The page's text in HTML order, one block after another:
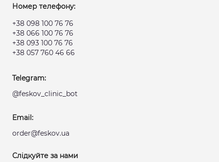
Номер телефону:
+38 098 100 76 76
+38 066 100 76 76
+38 093 100 76 76
+38 057 760 46 66
Telegram:
@feskov_clinic_bot
Email:
order@feskov.ua
Слідкуйте за нами